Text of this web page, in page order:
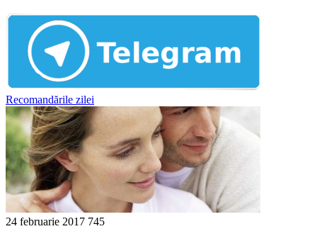
Recomandările zilei
24 februarie 2017 745